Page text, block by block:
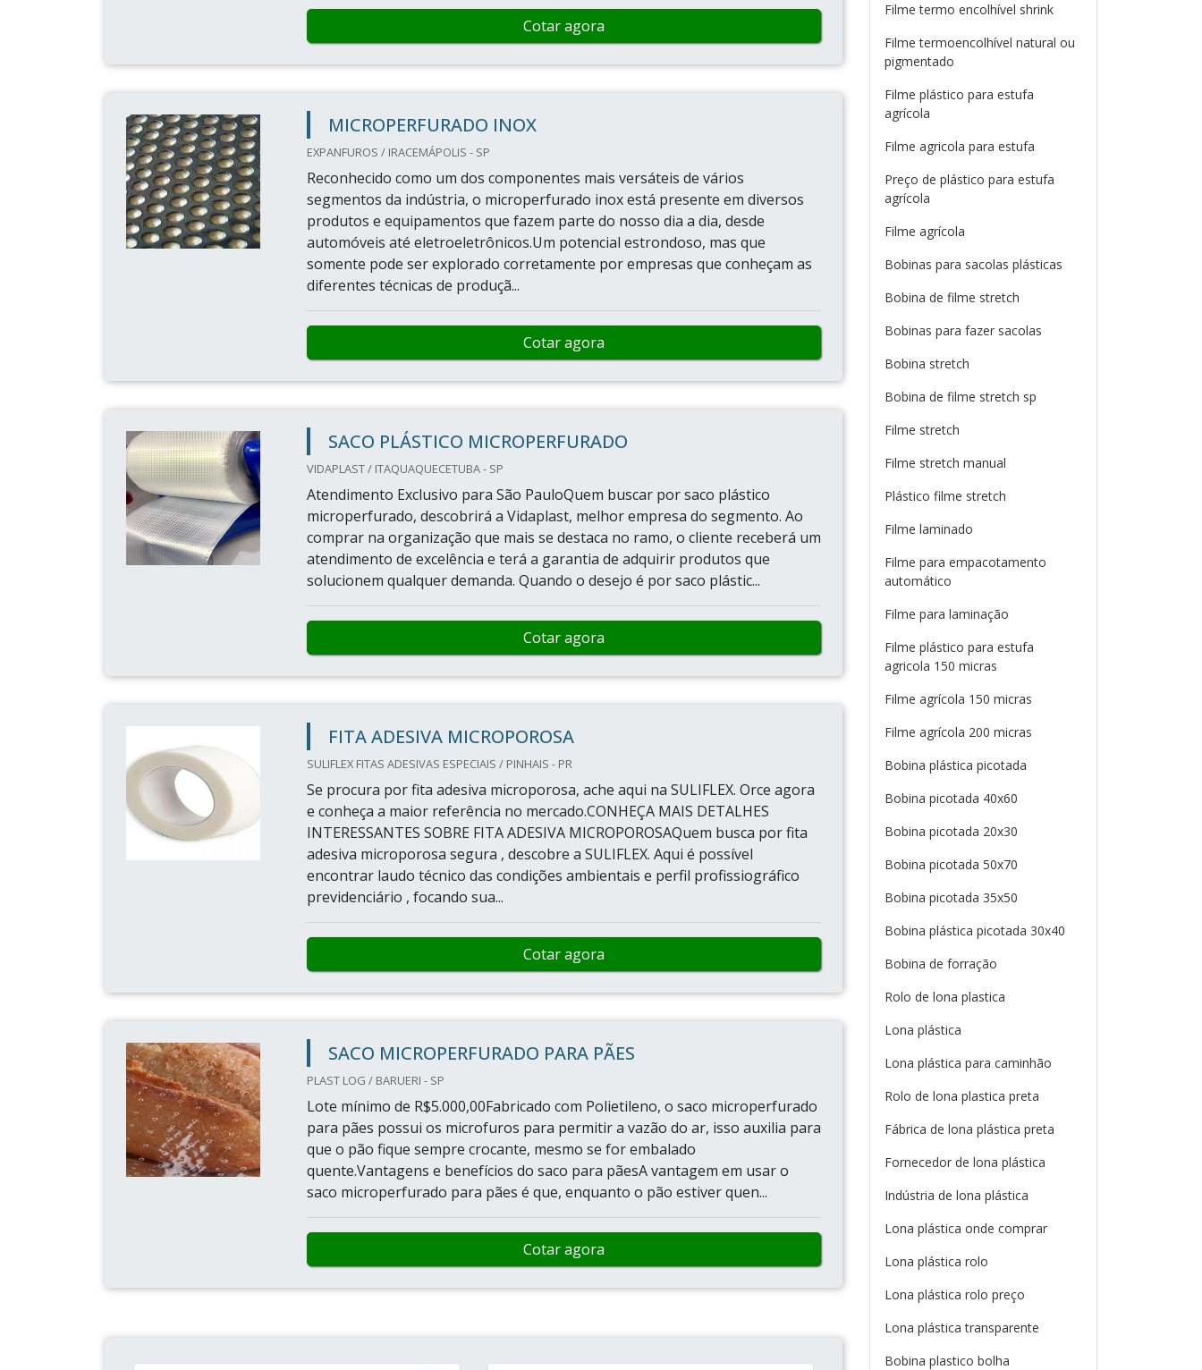
Cotar agora
MICROPERFURADO INOX
EXPANFUROS / IRACEMÁPOLIS - SP
Reconhecido como um dos componentes mais versáteis de vários
segmentos da indústria, o microperfurado inox está presente em diversos
produtos e equipamentos que fazem parte do nosso dia a dia, desde
automóveis até eletroeletrônicos.Um potencial estrondoso, mas que
somente pode ser explorado corretamente por empresas que conheçam as
diferentes técnicas de produçã...
Cotar agora
SACO PLÁSTICO MICROPERFURADO
VIDAPLAST / ITAQUAQUECETUBA - SP
Atendimento Exclusivo para São PauloQuem buscar por saco plástico
microperfurado, descobrirá a Vidaplast, melhor empresa do segmento. Ao
comprar na organização que mais se destaca no ramo, o cliente receberá um
atendimento de excelência e terá a garantia de adquirir produtos que
solucionem qualquer demanda. Quando o desejo é por saco plástic...
Cotar agora
FITA ADESIVA MICROPOROSA
SULIFLEX FITAS ADESIVAS ESPECIAIS / PINHAIS - PR
Se procura por fita adesiva microporosa, ache aqui na SULIFLEX. Orce agora
e conheça a maior referência no mercado.CONHEÇA MAIS DETALHES
INTERESSANTES SOBRE FITA ADESIVA MICROPOROSAQuem busca por fita
adesiva microporosa segura , descobre a SULIFLEX. Aqui é possível
encontrar laudo técnico das condições ambientais e perfil profissiográfico
previdenciário , focando sua...
Cotar agora
SACO MICROPERFURADO PARA PÃES
PLAST LOG / BARUERI - SP
Lote mínimo de R$5.000,00Fabricado com Polietileno, o saco microperfurado
para pães possui os microfuros para permitir a vazão do ar, isso auxilia para
que o pão fique sempre crocante, mesmo se for embalado
quente.Vantagens e benefícios do saco para pãesA vantagem em usar o
saco microperfurado para pães é que, enquanto o pão estiver quen...
Cotar agora
Filme termo encolhível shrink
Filme termoencolhível natural ou
pigmentado
Filme plástico para estufa
agrícola
Filme agricola para estufa
Preço de plástico para estufa
agrícola
Filme agrícola
Bobinas para sacolas plásticas
Bobina de filme stretch
Bobinas para fazer sacolas
Bobina stretch
Bobina de filme stretch sp
Filme stretch
Filme stretch manual
Plástico filme stretch
Filme laminado
Filme para empacotamento
automático
Filme para laminação
Filme plástico para estufa
agricola 150 micras
Filme agrícola 150 micras
Filme agrícola 200 micras
Bobina plástica picotada
Bobina picotada 40x60
Bobina picotada 20x30
Bobina picotada 50x70
Bobina picotada 35x50
Bobina plástica picotada 30x40
Bobina de forração
Rolo de lona plastica
Lona plástica
Lona plástica para caminhão
Rolo de lona plastica preta
Fábrica de lona plástica preta
Fornecedor de lona plástica
Indústria de lona plástica
Lona plástica onde comprar
Lona plástica rolo
Lona plástica rolo preço
Lona plástica transparente
Bobina plastico bolha